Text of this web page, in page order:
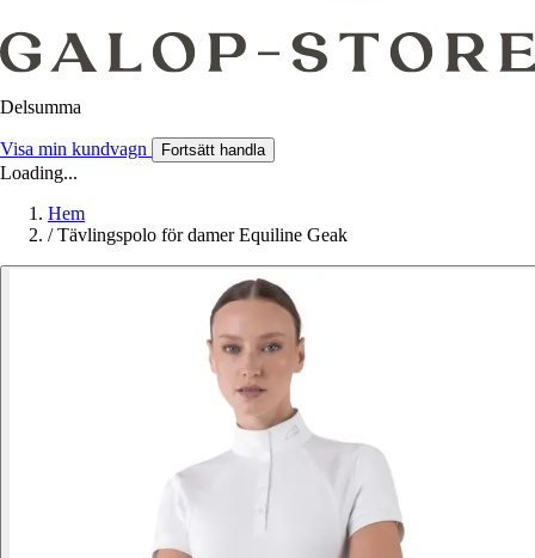
Delsumma
Visa min kundvagn Fortsätt handla
Loading...
Hem
/ Tävlingspolo för damer Equiline Geak